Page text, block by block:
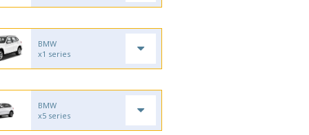
BMW
x1 series
BMW
x5 series